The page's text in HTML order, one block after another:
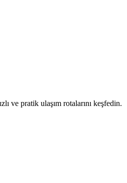
ve pratik ulaşım rotalarını keşfedin.